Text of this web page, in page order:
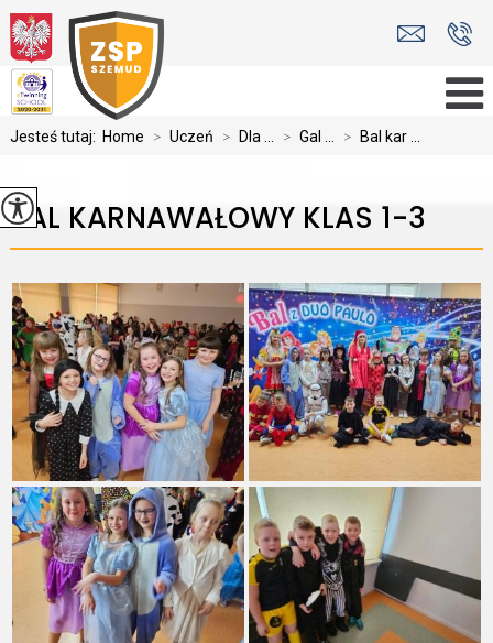
Jesteś tutaj: Home > Uczeń > Dla ... > Gal ... > Bal kar ...
BAL KARNAWAŁOWY KLAS 1-3